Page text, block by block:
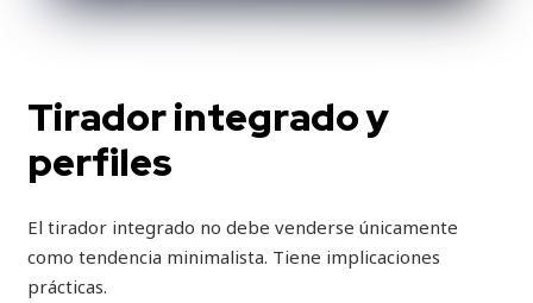
Tirador integrado y
perfiles
El tirador integrado no debe venderse únicamente
como tendencia minimalista. Tiene implicaciones
prácticas.